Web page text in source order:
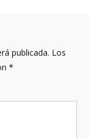
publicada. Los
*